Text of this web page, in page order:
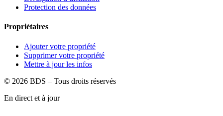
Protection des données
Propriétaires
Ajouter votre propriété
Supprimer votre propriété
Mettre à jour les infos
© 2026 BDS – Tous droits réservés
En direct et à jour